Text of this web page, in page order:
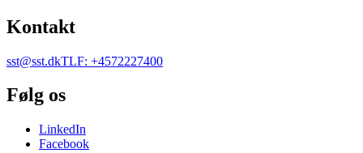
Kontakt
sst@sst.dkTLF: +4572227400
Følg os
LinkedIn
Facebook